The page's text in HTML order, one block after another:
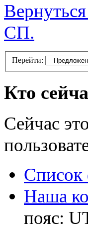
СП.
Перейти:
Кто
Сейчас
Наша
пояс: